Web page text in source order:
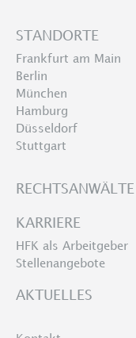
STANDORTE
Frankfurt am Main
Berlin
München
Hamburg
Düsseldorf
Stuttgart
RECHTSANWÄLTE
KARRIERE
HFK als Arbeitgeber
Stellenangebote
AKTUELLES